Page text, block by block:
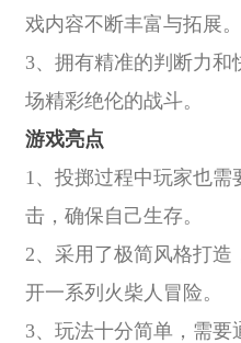
戏内容不断丰富与拓展。
3、拥有精准的判断力
场精彩绝伦的战斗。
游戏亮点
1、投掷过程中玩家也
击，确保自己生存。
2、采用了极简风格打
开一系列火柴人冒险。
3、玩法十分简单，需要